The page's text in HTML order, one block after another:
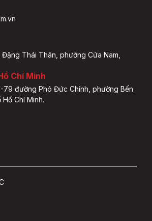
Thái Thân, phường Cửa Nam,
Chí Minh
79 đường Phó Đức Chính, phường Bến
Chí Minh.